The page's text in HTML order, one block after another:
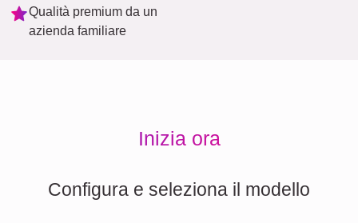
Qualità premium da un
azienda familiare
Inizia ora
Configura e seleziona il modello